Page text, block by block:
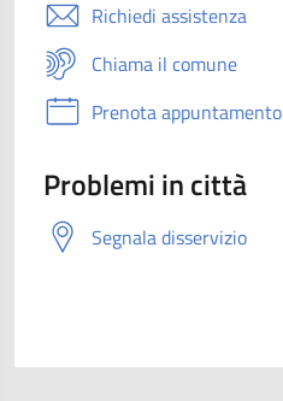
Richiedi assistenza
Chiama il comune
Prenota appuntamento
Problemi in città
Segnala disservizio